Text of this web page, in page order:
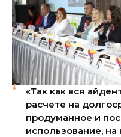
«Так как вся
расчете на
продуманное и
использование,